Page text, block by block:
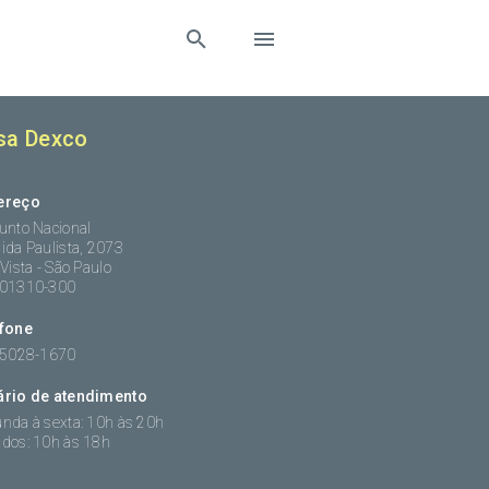
Dexco
Nacional
Paulista, 2073
- São Paulo
300
1670
de atendimento
à sexta: 10h às 20h
10h às 18h